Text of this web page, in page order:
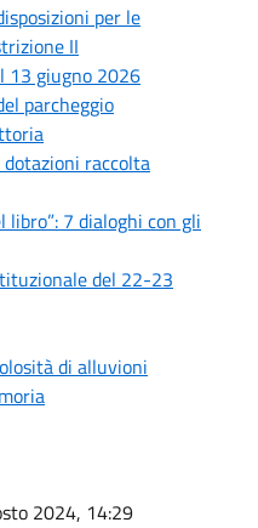
per le
II
13 giugno 2026
parcheggio
raccolta
libro”: 7 dialoghi con gli
del 22-23
di alluvioni
2024, 14:29